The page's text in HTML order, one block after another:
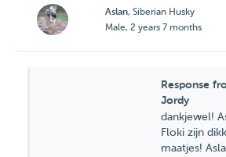
Aslan, Siberian Husky
Male, 2 years 7 months
Response
Jordy
dankjewel!
Floki zijn
maatjes!